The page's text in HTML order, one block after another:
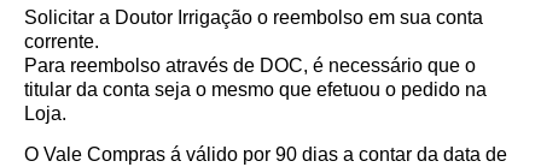
Solicitar a Doutor Irrigação o reembolso em sua conta
corrente.
Para reembolso através de DOC, é necessário que o
titular da conta seja o mesmo que efetuou o pedido na
Loja.
O Vale Compras á válido por 90 dias a contar da data de